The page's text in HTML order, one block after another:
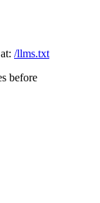
/llms.txt
before